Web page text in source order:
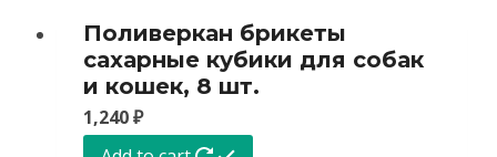
Поливеркан брикеты
сахарные кубики для собак
и кошек, 8 шт.
1,240₽